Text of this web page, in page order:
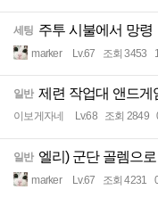
세팅 주투 시불에서 망령
marker Lv.67 조회 3453
일반 제련 작업대 앤드게
이보게자네 Lv.68 조회 2849
일반 엘리) 군단 골렘으
marker Lv.67 조회 4231